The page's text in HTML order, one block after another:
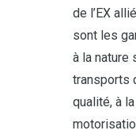
de l’EX
sont les
à la nature
transports
qualité, à